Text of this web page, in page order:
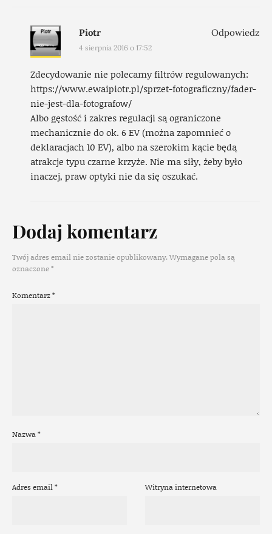
Piotr
4 sierpnia 2016 o 17:52
Zdecydowanie nie polecamy filtrów regulowanych:
https://www.ewaipiotr.pl/sprzet-fotograficzny/fader-
nie-jest-dla-fotografow/
Albo gęstość i zakres regulacji są ograniczone
mechanicznie do ok. 6 EV (można zapomnieć o
deklaracjach 10 EV), albo na szerokim kącie będą
atrakcje typu czarne krzyże. Nie ma siły, żeby było
inaczej, praw optyki nie da się oszukać.
Odpowiedz
Dodaj komentarz
Twój adres email nie zostanie opublikowany.Wymagane pola są
oznaczone*
Komentarz*
Nazwa*
Adres email* Witryna internetowa